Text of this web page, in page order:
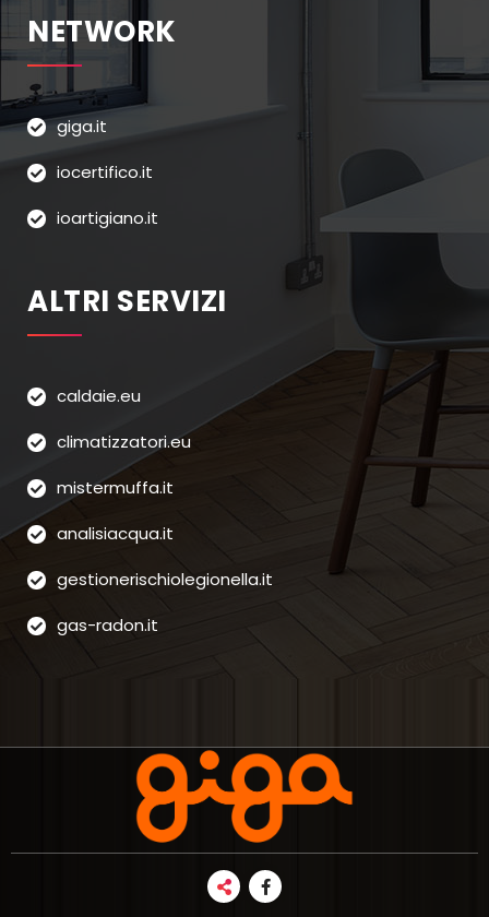
NETWORK
giga.it
iocertifico.it
ioartigiano.it
ALTRI SERVIZI
caldaie.eu
climatizzatori.eu
mistermuffa.it
analisiacqua.it
gestionerischiolegionella.it
gas-radon.it